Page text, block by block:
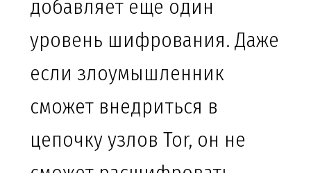
добавляет еще один
уровень шифрования. Даже
если злоумышленник
сможет внедриться в
цепочку узлов Tor, он не